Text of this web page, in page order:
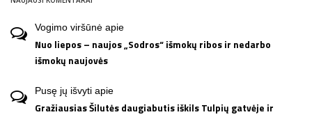
Vogimo viršūnė apie
Nuo liepos – naujos „Sodros“ išmokų ribos ir nedarbo
išmokų naujovės
Pusę jų išvyti apie
Gražiausias Šilutės daugiabutis iškils Tulpių gatvėje ir